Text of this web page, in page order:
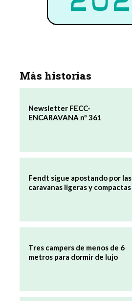
Más historias
Newsletter FECC-
ENCARAVANA nº 361
Fendt sigue apostando por las
caravanas ligeras y compactas
Tres campers de menos de 6
metros para dormir de lujo